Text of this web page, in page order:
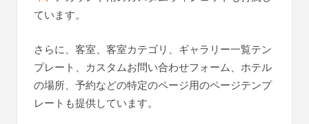
ています。
さらに、客室、客室カテゴリ、ギャラリー一覧テン
プレート、カスタムお問い合わせフォーム、ホテル
の場所、予約などの特定のページ用のページテンプ
レートも提供しています。